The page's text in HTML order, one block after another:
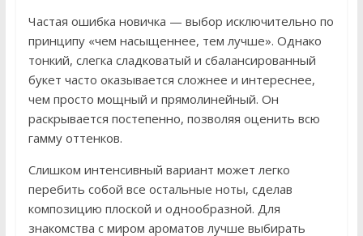
Частая ошибка новичка — выбор исключительно по
принципу «чем насыщеннее, тем лучше». Однако
тонкий, слегка сладковатый и сбалансированный
букет часто оказывается сложнее и интереснее,
чем просто мощный и прямолинейный. Он
раскрывается постепенно, позволяя оценить всю
гамму оттенков.
Слишком интенсивный вариант может легко
перебить собой все остальные ноты, сделав
композицию плоской и однообразной. Для
знакомства с миром ароматов лучше выбирать